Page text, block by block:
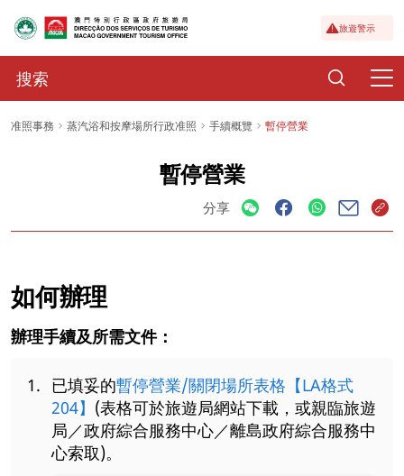
旅遊警示
准照事務 蒸汽浴和按摩場所行政准照 手續概覽 暫停營業
暫停營業
分享
如何辦理
辦理手續及所需文件：
已填妥的暫停營業/關閉場所表格【LA格式
204】 (表格可於旅遊局網站下載，或親臨旅遊
局／政府綜合服務中心／離島政府綜合服務中
心索取)。